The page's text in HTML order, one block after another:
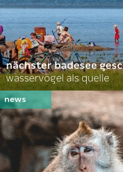
nächster badesee
wasservögel als quelle